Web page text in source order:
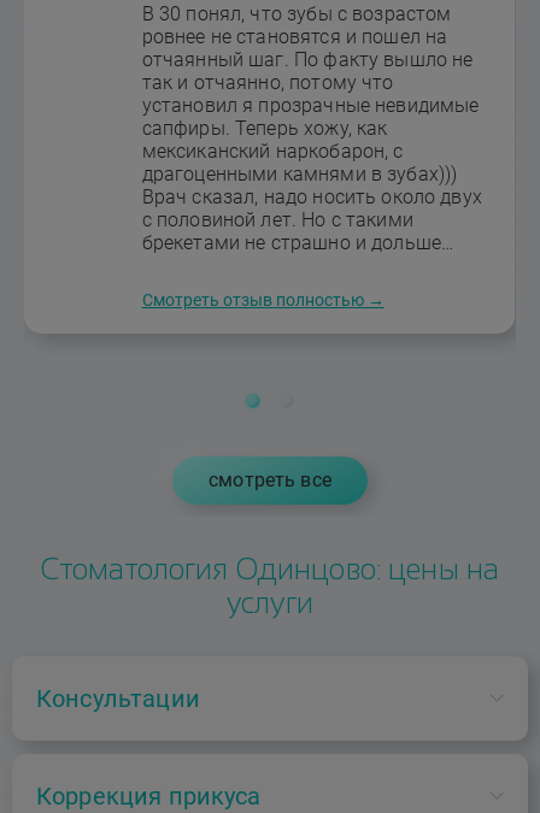
В 30 понял, что зубы с возрастом
ровнее не становятся и пошел на
отчаянный шаг. По факту вышло не
так и отчаянно, потому что
установил я прозрачные невидимые
сапфиры. Теперь хожу, как
мексиканский наркобарон, с
драгоценными камнями в зубах)))
Врач сказал, надо носить около двух
с половиной лет. Но с такими
брекетами не страшно и дольше
качественная клиника. Однозначно
рекомендую.
Смотреть отзыв полностью →
cмотреть все
Стоматология Одинцово: цены на
услуги
Консультации
B01.063.002
Коррекция прикуса